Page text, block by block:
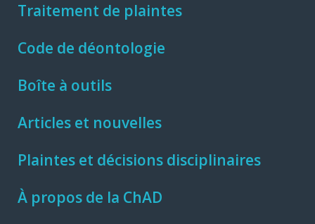
Traitement de plaintes
Code de déontologie
Boîte à outils
Articles et nouvelles
Plaintes et décisions disciplinaires
À propos de la ChAD